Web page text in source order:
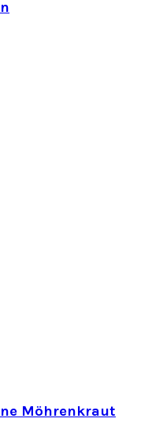
Möhrenkraut